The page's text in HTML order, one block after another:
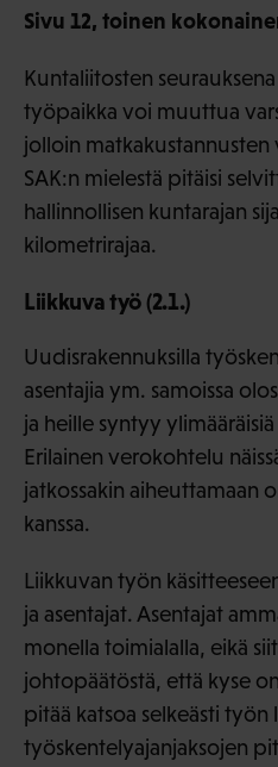
Sivu 12, toinen
Kuntaliitosten
työpaikka voi muuttua
jolloin
SAK:n mielestä pitäisi
hallinnollisen kuntarajan
kilometrirajaa.
Liikkuva työ (2.1.)
Uudisrakennuksilla
asentajia ym. samoissa
ja heille syntyy
Erilainen verokohtelu
jatkossakin aiheuttamaan
kanssa.
Liikkuvan työn
ja asentajat. Asentajat
monella toimialalla, eikä
johtopäätöstä, että kyse
pitää katsoa selkeästi työn
työskentelyajanjaksojen